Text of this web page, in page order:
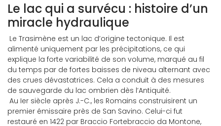
Le lac qui a survécu : histoire d’un
miracle hydraulique
Le Trasimène est un lac d’origine tectonique. Il est
alimenté uniquement par les précipitations, ce qui
explique la forte variabilité de son volume, marqué au fil
du temps par de fortes baisses de niveau alternant avec
des crues dévastatrices. Cela a conduit à des mesures
de sauvegarde du lac ombrien dès l’Antiquité.
Au Ier siècle après J.-C., les Romains construisirent un
premier émissaire près de San Savino. Celui-ci fut
restauré en 1422 par Braccio Fortebraccio da Montone,